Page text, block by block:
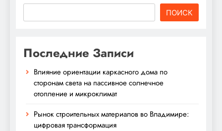
ПОИСК
Последние Записи
Влияние ориентации каркасного дома по
сторонам света на пассивное солнечное
отопление и микроклимат
Рынок строительных материалов во Владимире:
цифровая трансформация